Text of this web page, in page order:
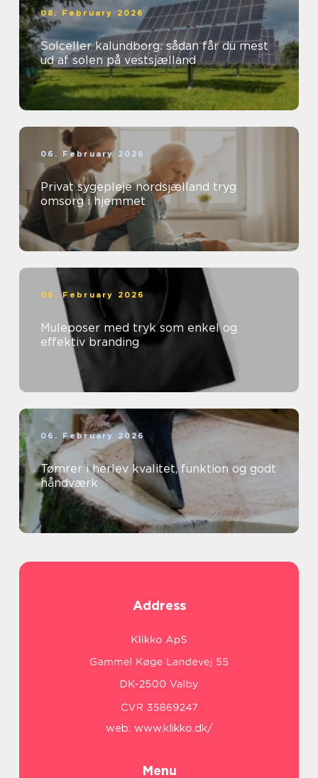
08. February 2026
Solceller kalundborg: sådan får du mest
ud af solen på vestsjælland
06. February 2026
Privat sygepleje nordsjælland tryg
omsorg i hjemmet
06. February 2026
Muleposer med tryk som enkel og
effektiv branding
06. February 2026
Tømrer i herlev kvalitet, funktion og godt
håndværk
Address
web: www.klikko.dk/
Menu